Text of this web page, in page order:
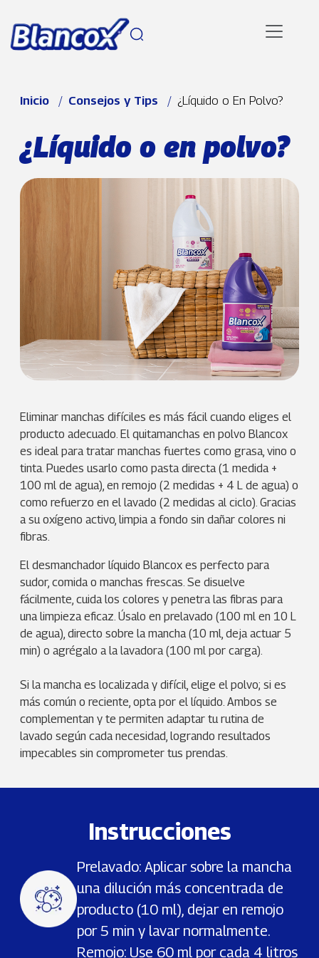
Ruta de navegación
Inicio Consejos y Tips ¿Líquido o En Polvo?
¿Líquido o en polvo?
Eliminar manchas difíciles es más fácil cuando eliges el
producto adecuado. El quitamanchas en polvo Blancox
es ideal para tratar manchas fuertes como grasa, vino o
tinta. Puedes usarlo como pasta directa (1 medida +
100 ml de agua), en remojo (2 medidas + 4 L de agua) o
como refuerzo en el lavado (2 medidas al ciclo). Gracias
a su oxígeno activo, limpia a fondo sin dañar colores ni
fibras.
El desmanchador líquido Blancox es perfecto para
sudor, comida o manchas frescas. Se disuelve
fácilmente, cuida los colores y penetra las fibras para
una limpieza eficaz. Úsalo en prelavado (100 ml en 10 L
de agua), directo sobre la mancha (10 ml, deja actuar 5
min) o agrégalo a la lavadora (100 ml por carga).
Si la mancha es localizada y difícil, elige el polvo; si es
más común o reciente, opta por el líquido. Ambos se
complementan y te permiten adaptar tu rutina de
lavado según cada necesidad, logrando resultados
impecables sin comprometer tus prendas.
Instrucciones
Prelavado: Aplicar sobre la mancha
una dilución más concentrada de
producto (10 ml), dejar en remojo
por 5 min y lavar normalmente.
Remojo: Use 60 ml por cada 4 litros